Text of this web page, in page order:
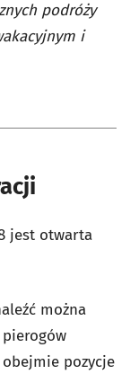
podróży
i
jest otwarta
można
pierogów
pozycje